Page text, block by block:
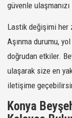
güvenle
Lastik değişimi her
Aşınma durumu,
doğrudan etkiler.
ulaşarak size en
iletişime
Konya